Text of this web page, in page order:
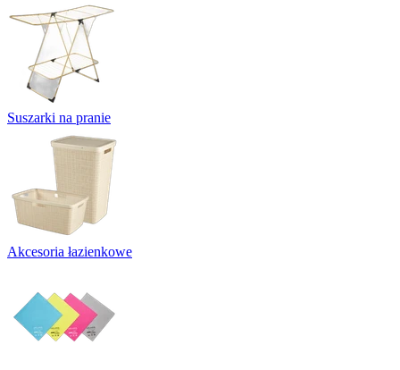
Suszarki na pranie
Akcesoria łazienkowe